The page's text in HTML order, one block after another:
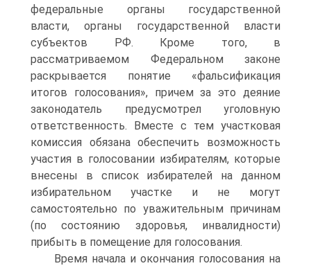
федеральные органы государственной
власти, органы государственной власти
субъектов РФ. Кроме того, в
рассматриваемом Федеральном законе
раскрывается понятие «фальсификация
итогов голосования», причем за это деяние
законодатель предусмотрел уголовную
ответственность. Вместе с тем участковая
комиссия обязана обеспечить возможность
участия в голосовании избирателям, которые
внесены в список избирателей на данном
избирательном участке и не могут
самостоятельно по уважительным причинам
(по состоянию здоровья, инвалидности)
прибыть в помещение для голосования.
Время начала и окончания голосования на